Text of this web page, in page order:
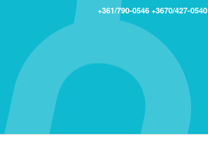
+361/790-0546 +3670/427-0540